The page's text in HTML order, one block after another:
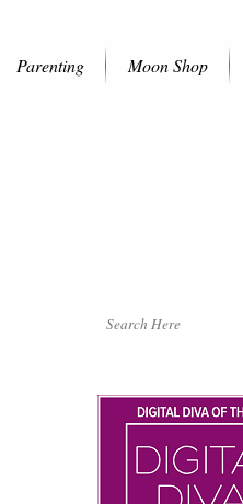
Parenting Moon Shop